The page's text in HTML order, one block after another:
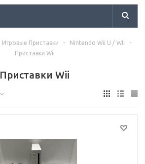
Игровые Приставки - Nintendo Wii U / WII
-
Приставки Wii
Приставки Wii